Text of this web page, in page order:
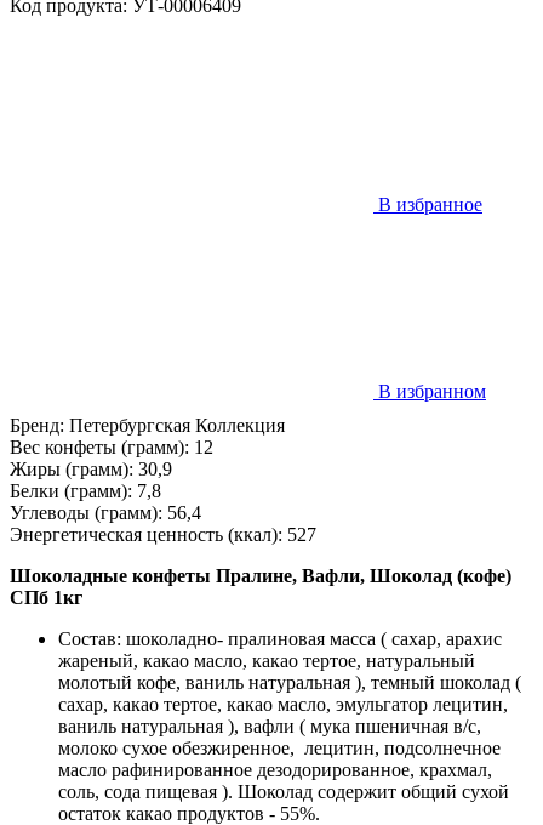
Код продукта: УТ-00006409
В избранное
В избранном
Бренд: Петербургская Коллекция
Вес конфеты (грамм): 12
Жиры (грамм): 30,9
Белки (грамм): 7,8
Углеводы (грамм): 56,4
Энергетическая ценность (ккал): 527
Шоколадные конфеты Пралине, Вафли, Шоколад (кофе)
СПб 1кг
Состав: шоколадно- пралиновая масса ( сахар, арахис
жареный, какао масло, какао тертое, натуральный
молотый кофе, ваниль натуральная ), темный шоколад (
сахар, какао тертое, какао масло, эмульгатор лецитин,
ваниль натуральная ), вафли ( мука пшеничная в/с,
молоко сухое обезжиренное, лецитин, подсолнечное
масло рафинированное дезодорированное, крахмал,
соль, сода пищевая ). Шоколад содержит общий сухой
остаток какао продуктов - 55%.